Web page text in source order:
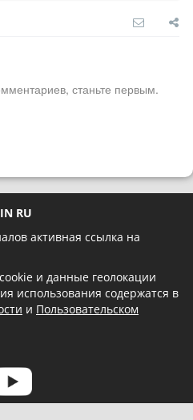
станьте первым.
RU
активная ссылка на
и данные геолокации
использования содержатся в
и Пользовательском